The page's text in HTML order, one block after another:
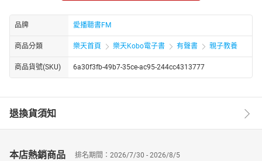
投入兒童文學的編輯與寫作，以文學的感性寫出科學的理性。曾擔
任中華兒童讀物編輯小組的編輯、總編輯，編有《中華兒童叢
丁伶郎
品牌 愛播聽書FM
商品分類 樂天首頁 樂天Kobo電子書 有聲書 親子教養
商品貨號(SKU) 6a30f3fb-49b7-35ce-ac95-244cc4313777
退換貨須知
本店熱銷商品 排名期間：2026/7/30 - 2026/8/5